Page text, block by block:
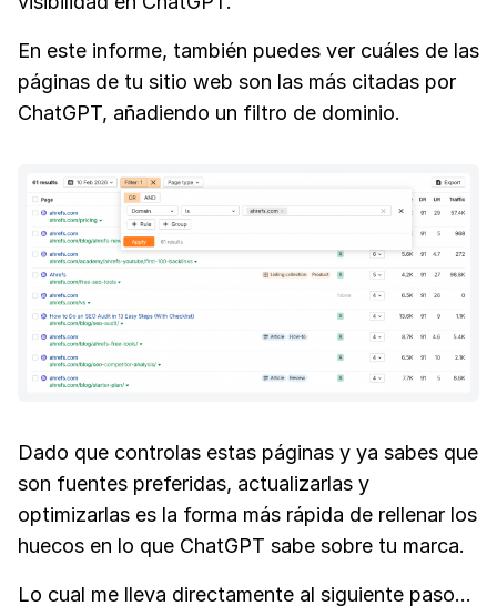
En este informe, también puedes ver cuáles de las
páginas de tu sitio web son las más citadas por
ChatGPT, añadiendo un filtro de dominio.
Dado que controlas estas páginas y ya sabes que
son fuentes preferidas, actualizarlas y
optimizarlas es la forma más rápida de rellenar los
huecos en lo que ChatGPT sabe sobre tu marca.
Lo cual me lleva directamente al siguiente paso...